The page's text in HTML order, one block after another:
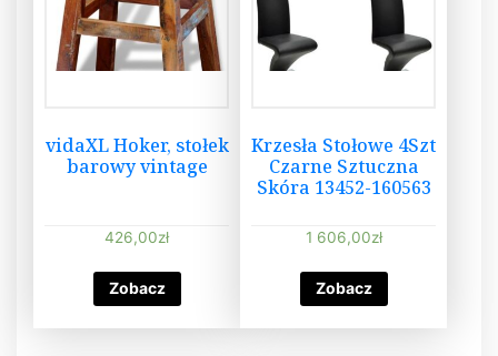
vidaXL Hoker, stołek
barowy vintage
426,00zł
Zobacz
Krzesła Stołowe 4Szt
Czarne Sztuczna
Skóra 13452-160563
1 606,00zł
Zobacz